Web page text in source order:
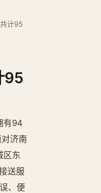
计95
95
有94
济南
区东
送服
、便